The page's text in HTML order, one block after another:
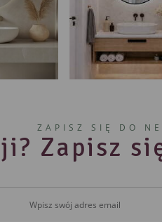
ZAPISZ SIĘ DO
Zapisz